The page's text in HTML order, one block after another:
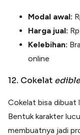
Modal awal:
Harga jual:
Kelebihan:
online
12. Cokelat
Cokelat bisa dibuat
Bentuk karakter
membuatnya jadi